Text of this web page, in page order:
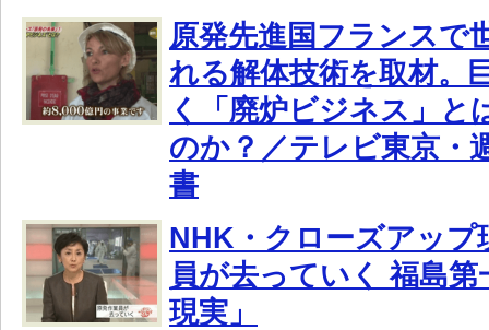
原発先進国フランスで
れる解体技術を取材。
く「廃炉ビジネス」と
のか？／テレビ東京・
書
NHK・クローズアップ
員が去っていく 福島第
現実」